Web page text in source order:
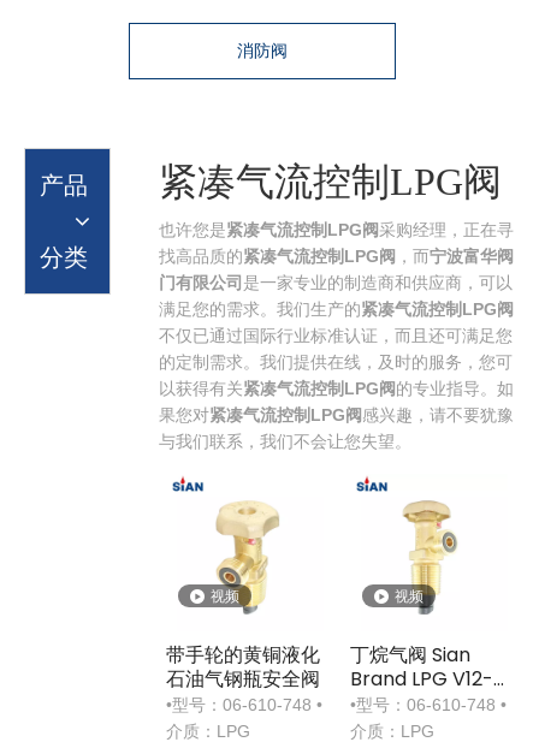
消防阀
产品
分类
紧凑气流控制LPG阀
也许您是紧凑气流控制LPG阀采购经理，正在寻
找高品质的紧凑气流控制LPG阀 ，而宁波富华阀
门有限公司 是一家专业的制造商和供应商，可以
满足您的需求。我们生产的紧凑气流控制LPG阀
不仅已通过国际行业标准认证，而且还可满足您
的定制需求。我们提供在线，及时的服务，您可
以获得有关紧凑气流控制LPG阀的专业指导。如
果您对紧凑气流控制LPG阀感兴趣，请不要犹豫
与我们联系，我们不会让您失望。
视频
带手轮的黄铜液化
石油气钢瓶安全阀
•型号：06-610-748 •
介质：LPG
视频
丁烷气阀 Sian
Brand LPG V12-
002-(25E) 11# 阀
门带人体工学手轮
•型号：06-610-748 •
介质：LPG